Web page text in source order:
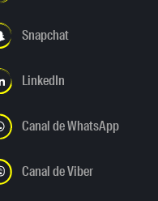
Snapchat
LinkedIn
Canal de WhatsApp
Canal de Viber